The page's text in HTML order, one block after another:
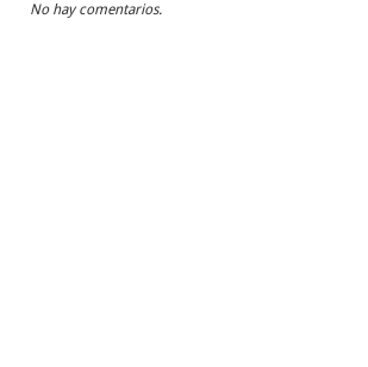
No hay comentarios.